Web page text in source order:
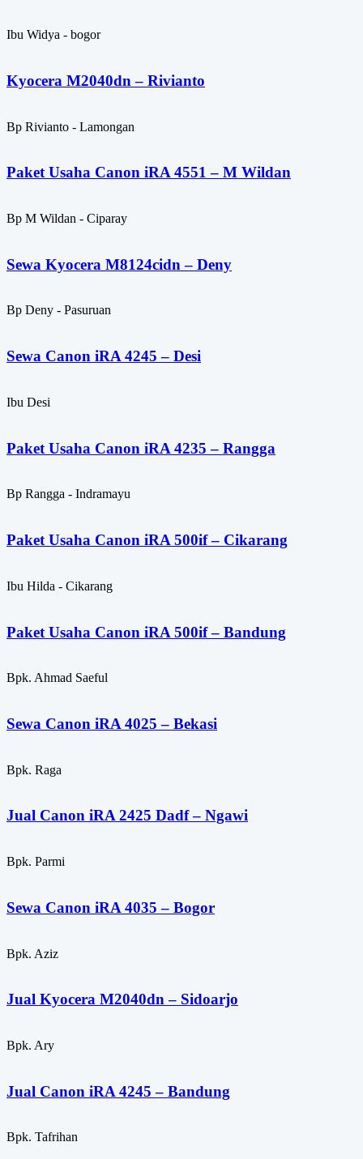
Ibu Widya - bogor
Kyocera M2040dn – Rivianto
Bp Rivianto - Lamongan
Paket Usaha Canon iRA 4551 – M Wildan
Bp M Wildan - Ciparay
Sewa Kyocera M8124cidn – Deny
Bp Deny - Pasuruan
Sewa Canon iRA 4245 – Desi
Ibu Desi
Paket Usaha Canon iRA 4235 – Rangga
Bp Rangga - Indramayu
Paket Usaha Canon iRA 500if – Cikarang
Ibu Hilda - Cikarang
Paket Usaha Canon iRA 500if – Bandung
Bpk. Ahmad Saeful
Sewa Canon iRA 4025 – Bekasi
Bpk. Raga
Jual Canon iRA 2425 Dadf – Ngawi
Bpk. Parmi
Sewa Canon iRA 4035 – Bogor
Bpk. Aziz
Jual Kyocera M2040dn – Sidoarjo
Bpk. Ary
Jual Canon iRA 4245 – Bandung
Bpk. Tafrihan